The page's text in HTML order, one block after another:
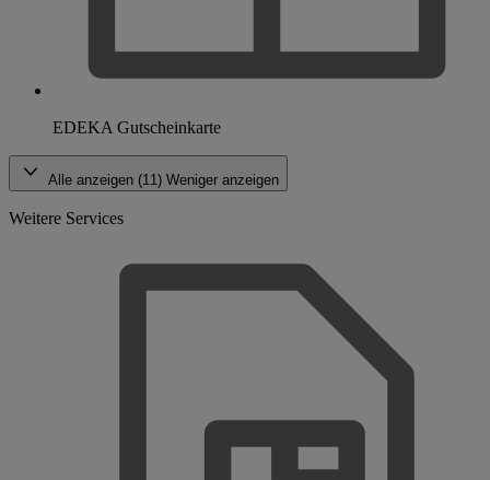
EDEKA Gutscheinkarte
Alle anzeigen (11) Weniger anzeigen
Weitere Services